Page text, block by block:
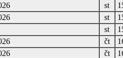
st
st
st
čt
čt